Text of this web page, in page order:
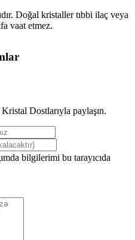
Doğal kristaller tıbbi ilaç veya
vaat etmez.
Dostlarıyla paylaşın.
bilgilerimi bu tarayıcıda